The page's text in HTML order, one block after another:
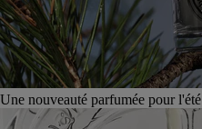
Une nouveauté parfumée pour l'été